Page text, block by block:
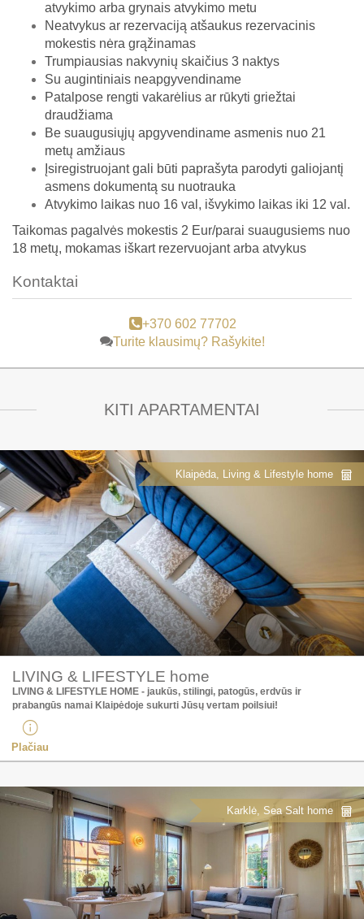
atvykimo arba grynais atvykimo metu
Neatvykus ar rezervaciją atšaukus rezervacinis
mokestis nėra grąžinamas
Trumpiausias nakvynių skaičius 3 naktys
Su augintiniais neapgyvendiname
Patalpose rengti vakarėlius ar rūkyti griežtai
draudžiama
Be suaugusiųjų apgyvendiname asmenis nuo 21
metų amžiaus
Įsiregistruojant gali būti paprašyta parodyti galiojantį
asmens dokumentą su nuotrauka
Atvykimo laikas nuo 16 val, išvykimo laikas iki 12 val.
Taikomas pagalvės mokestis 2 Eur/parai suaugusiems nuo
18 metų, mokamas iškart rezervuojant arba atvykus
Kontaktai
+370 602 77702
Turite klausimų? Rašykite!
KITI APARTAMENTAI
Klaipėda, Living & Lifestyle home
LIVING & LIFESTYLE home
LIVING & LIFESTYLE HOME - jaukūs, stilingi, patogūs, erdvūs ir
prabangūs namai Klaipėdoje sukurti Jūsų vertam poilsiui!
Plačiau
Karklė, Sea Salt home